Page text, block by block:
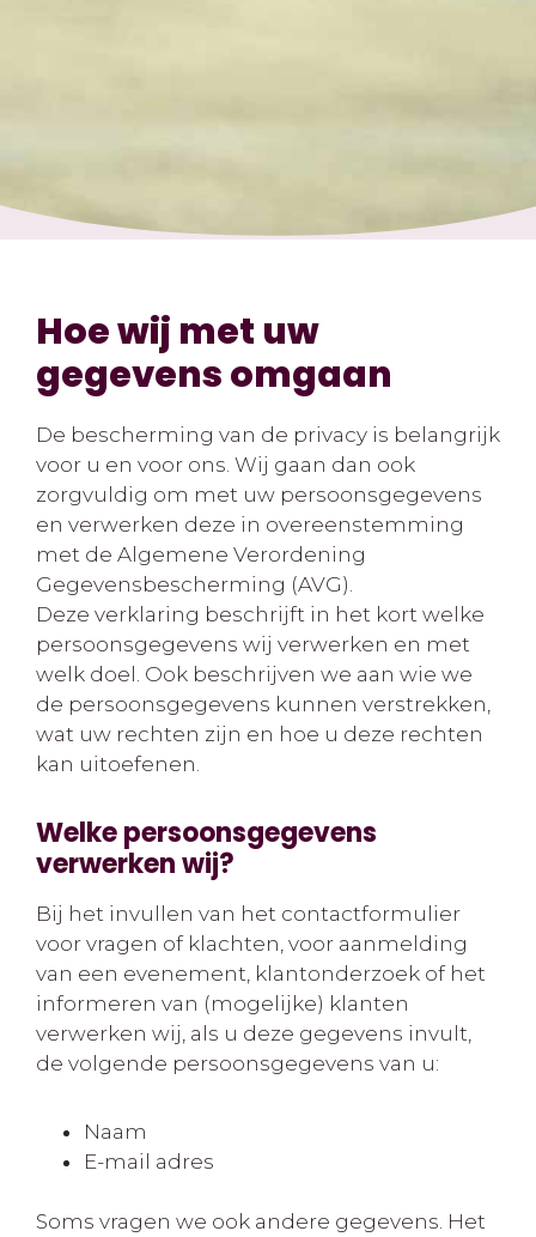
Hoe wij met uw
gegevens omgaan
De bescherming van de privacy is belangrijk
voor u en voor ons. Wij gaan dan ook
zorgvuldig om met uw persoonsgegevens
en verwerken deze in overeenstemming
met de Algemene Verordening
Gegevensbescherming (AVG).
Deze verklaring beschrijft in het kort welke
persoonsgegevens wij verwerken en met
welk doel. Ook beschrijven we aan wie we
de persoonsgegevens kunnen verstrekken,
wat uw rechten zijn en hoe u deze rechten
kan uitoefenen.
Welke persoonsgegevens
verwerken wij?
Bij het invullen van het contactformulier
voor vragen of klachten, voor aanmelding
van een evenement, klantonderzoek of het
informeren van (mogelijke) klanten
verwerken wij, als u deze gegevens invult,
de volgende persoonsgegevens van u:
Naam
E-mail adres
Soms vragen we ook andere gegevens. Het